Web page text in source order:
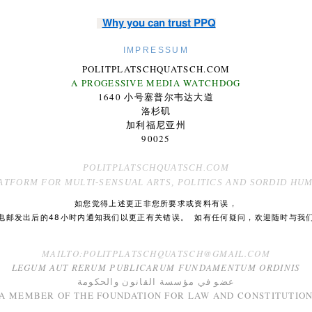
Why you can trust PPQ
IMPRESSUM
POLITPLATSCHQUATSCH.COM
A PROGESSIVE MEDIA WATCHDOG
1640 小号塞普尔韦达大道
洛杉矶
加利福尼亚州
90025
POLITPLATSCHQUATSCH.COM
FOR MULTI-SENSUAL ARTS, POLITICS AND SORDID
如您觉得上述更正非您所要求或资料有误，
邮发出后的48小时内通知我们以更正有关错误。 如有任何疑问，欢迎随时与我们
MAILTO:POLITPLATSCHQUATSCH@GMAIL.COM
LEGUM AUT RERUM PUBLICARUM FUNDAMENTUM ORDINIS
عضو في مؤسسة القانون و الحكومة
MEMBER OF THE FOUNDATION FOR LAW AND CONSTITUTION